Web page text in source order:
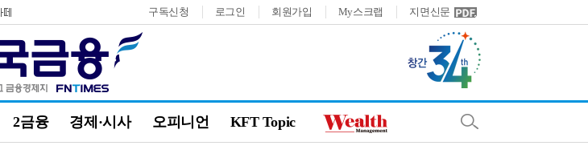
구독신청 로그인 회원가입 My스크랩 지면신문
2금융 경제·시사 오피니언 KFT Topic